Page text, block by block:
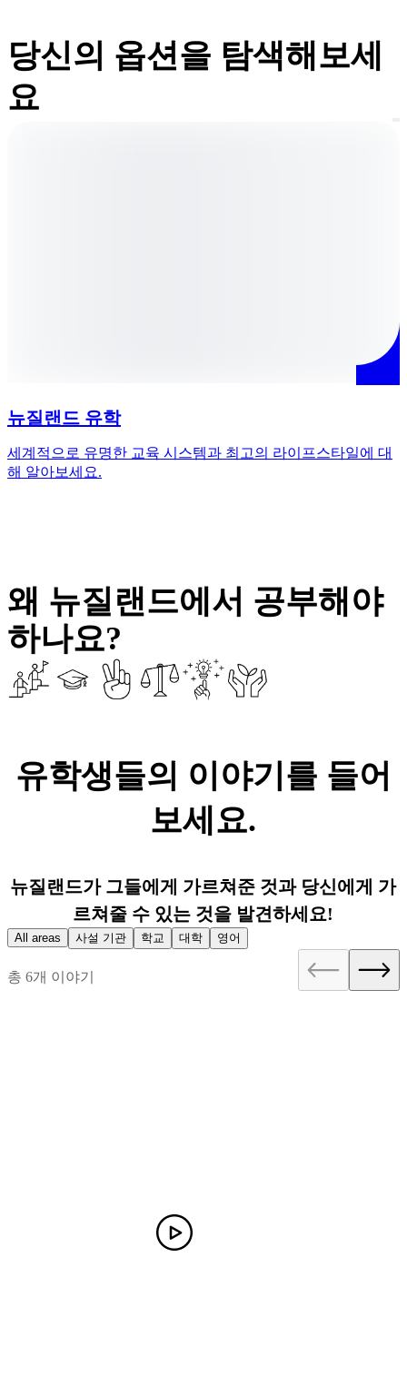
당신의 옵션을 탐색해보세
요
뉴질랜드 유학
세계적으로 유명한 교육 시스템과 최고의 라이프스타일에 대
해 알아보세요.
왜 뉴질랜드에서 공부해야
하나요?
유학생들의 이야기를 들어
보세요.
뉴질랜드가 그들에게 가르쳐준 것과 당신에게 가
르쳐줄 수 있는 것을 발견하세요!
All areas 사설 기관 학교 대학 영어
총 6개 이야기